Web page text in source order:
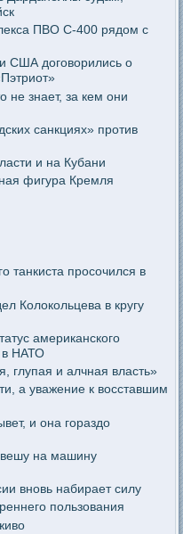
ПВО С-400 рядом с
США договорились о
не знает, за кем они
санкциях» против
и на Кубани
фигура Кремля
танкиста просочился в
Колокольцева в кругу
американского
в НАТО
глупая и алчная власть»
а уважение к восставшим
и она гораздо
на машину
вновь набирает силу
пользования